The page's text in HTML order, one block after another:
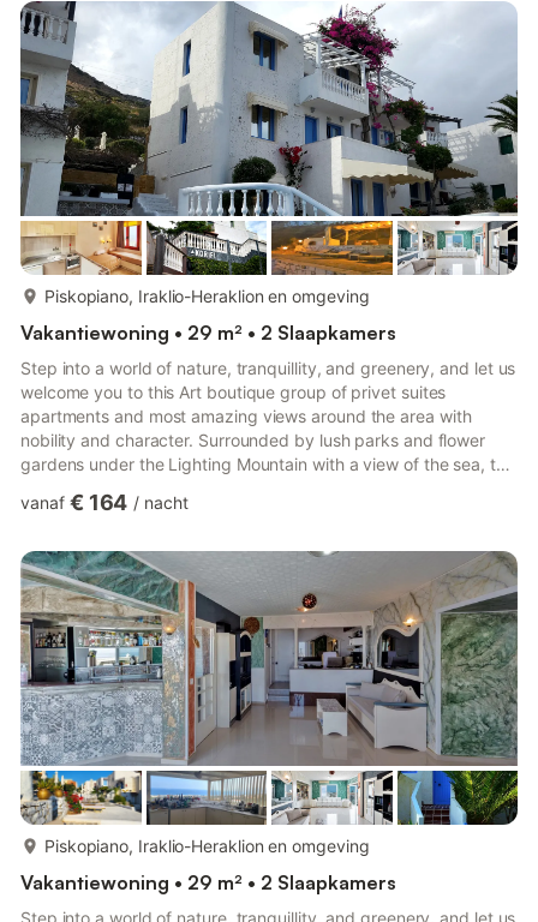
Piskopiano, Iraklio-Heraklion en omgeving
Vakantiewoning • 29 m² • 2 Slaapkamers
Step into a world of nature, tranquillity, and greenery, and let us
welcome you to this Art boutique group of privet suites
apartments and most amazing views around the area with
nobility and character. Surrounded by lush parks and flower
gardens under the Lighting Mountain with a view of the sea, this
just a few minutes’ walk from the local Piskopiano village
terraces and windows open to the unique Cretan sunshine.
Listen to the waves from the calming minimalis...
vanaf € 164 / nacht
Piskopiano, Iraklio-Heraklion en omgeving
Vakantiewoning • 29 m² • 2 Slaapkamers
Step into a world of nature, tranquillity, and greenery, and let us